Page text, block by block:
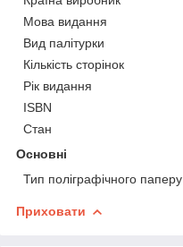
Мова видання
Вид палітурки
Кількість сторінок
Рік видання
ISBN
Стан
Основні
Тип поліграфічного паперу
Приховати